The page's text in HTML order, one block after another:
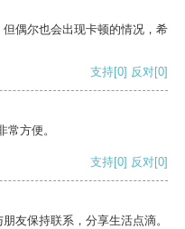
偶尔也会出现卡顿的情况，希
支持[0] 反对[0]
方便。
支持[0] 反对[0]
友保持联系，分享生活点滴。